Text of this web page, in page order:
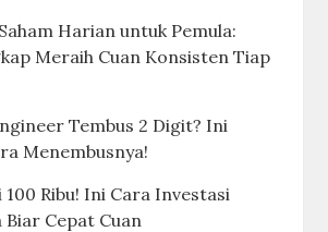
Harian untuk Pemula:
Meraih Cuan Konsisten Tiap
Tembus 2 Digit? Ini
Menembusnya!
100 Ribu! Ini Cara Investasi
Biar Cepat Cuan